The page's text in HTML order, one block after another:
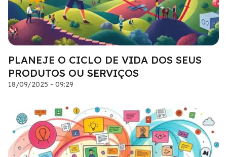
PLANEJE O CICLO DE VIDA DOS SEUS
PRODUTOS OU SERVIÇOS
18/09/2025 - 09:29